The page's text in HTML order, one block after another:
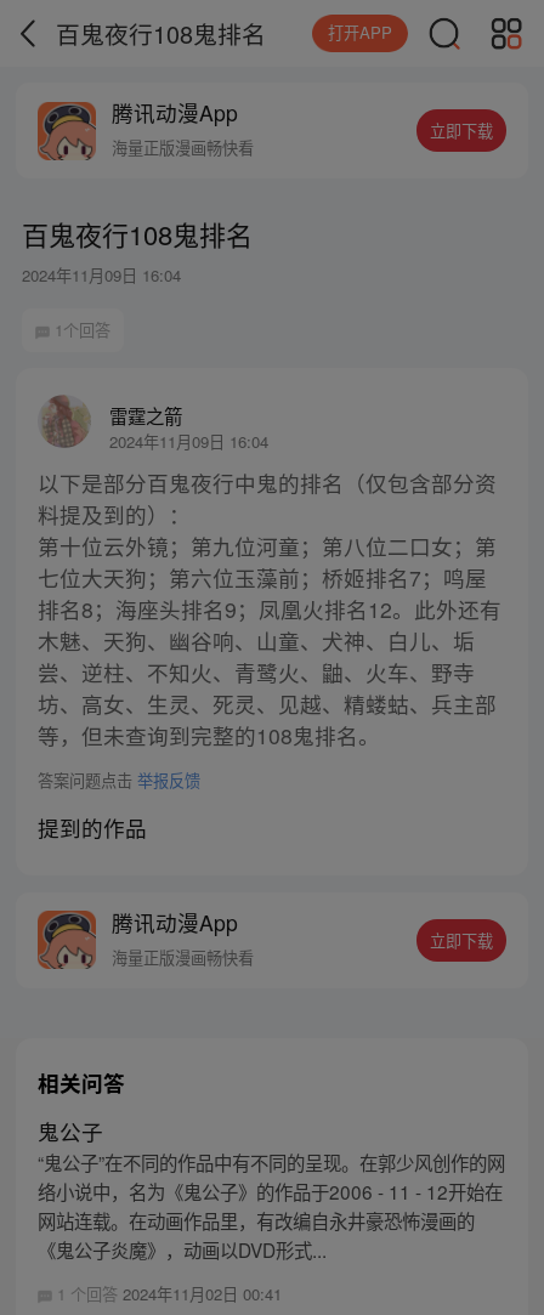
百鬼夜行108鬼排名 打开APP
腾讯动漫App
海量正版漫画畅快看
立即下载
百鬼夜行108鬼排名
2024年11月09日 16:04
1个回答
雷霆之箭
2024年11月09日 16:04
以下是部分百鬼夜行中鬼的排名（仅包含部分资
料提及到的）：
第十位云外镜；第九位河童；第八位二口女；第
七位大天狗；第六位玉藻前；桥姬排名7；鸣屋
排名8；海座头排名9；凤凰火排名12。此外还有
木魅、天狗、幽谷响、山童、犬神、白儿、垢
尝、逆柱、不知火、青鹭火、鼬、火车、野寺
坊、高女、生灵、死灵、见越、精蝼蛄、兵主部
等，但未查询到完整的108鬼排名。
答案问题点击 举报反馈
提到的作品
腾讯动漫App
海量正版漫画畅快看
立即下载
相关问答
鬼公子
“鬼公子”在不同的作品中有不同的呈现。在郭少风创作的网
络小说中，名为《鬼公子》的作品于2006 - 11 - 12开始在
网站连载。在动画作品里，有改编自永井豪恐怖漫画的
《鬼公子炎魔》，动画以DVD形式...
1 个回答 2024年11月02日 00:41